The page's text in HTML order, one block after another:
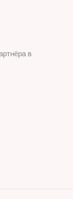
в